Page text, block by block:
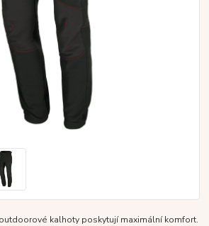
kalhoty poskytují maximální komfort.